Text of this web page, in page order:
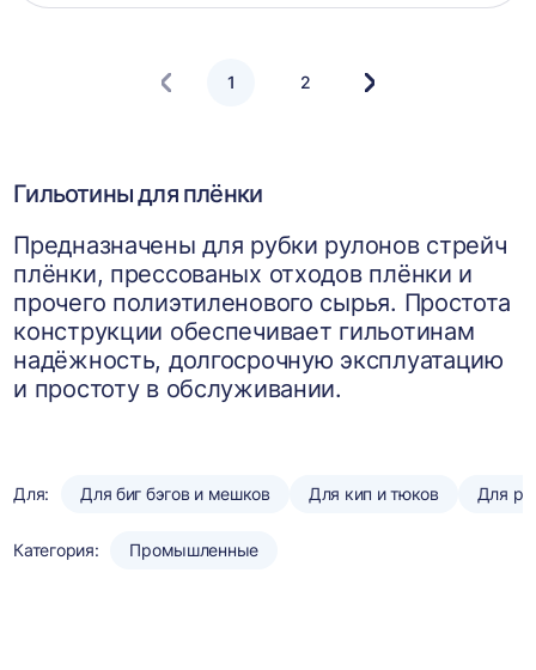
1 2
Следующая
Гильотины для плёнки
Предназначены для рубки рулонов стрейч
плёнки, прессованых отходов плёнки и
прочего полиэтиленового сырья. Простота
конструкции обеспечивает гильотинам
надёжность, долгосрочную эксплуатацию
и простоту в обслуживании.
Для: Для биг бэгов и мешков Для кип и тюков Для
Категория: Промышленные